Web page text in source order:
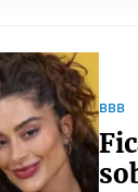
BBB